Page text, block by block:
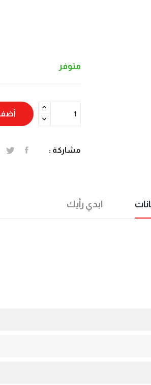
متوفر
مشاركة :
ابدي رأيك